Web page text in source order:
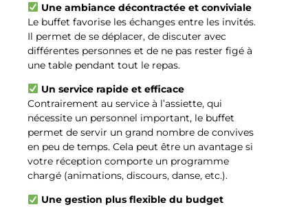
Une ambiance décontractée et conviviale
Le buffet favorise les échanges entre les invités.
Il permet de se déplacer, de discuter avec
différentes personnes et de ne pas rester figé à
une table pendant tout le repas.
Un service rapide et efficace
Contrairement au service à l’assiette, qui
nécessite un personnel important, le buffet
permet de servir un grand nombre de convives
en peu de temps. Cela peut être un avantage si
votre réception comporte un programme
chargé (animations, discours, danse, etc.).
Une gestion plus flexible du budget